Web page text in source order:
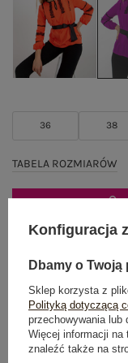
36 38
TABELA ROZMIARÓW
Dostawaod
Do darmowej
Konfiguracja
Dbamy o
Sklep korzysta z
Polityką dotyczącą
przechowywania lub
Więcej informacji na
znaleźć także na